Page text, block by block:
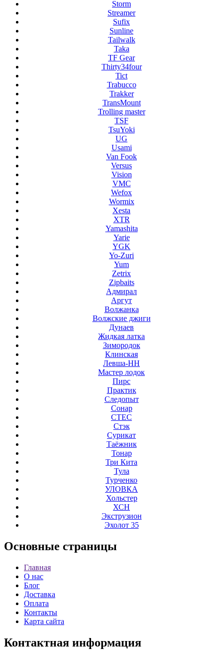
Storm
Streamer
Sufix
Sunline
Tailwalk
Taka
TF Gear
Thirty34four
Tict
Trabucco
Trakker
TransMount
Trolling master
TSF
TsuYoki
UG
Usami
Van Fook
Versus
Vision
VMC
Wefox
Wormix
Xesta
XTR
Yamashita
Yarie
YGK
Yo-Zuri
Yum
Zetrix
Zipbaits
Адмирал
Аргут
Волжанка
Волжские джиги
Дунаев
Жидкая латка
Зимородок
Клинская
Левша-НН
Мастер лодок
Пирс
Практик
Следопыт
Сонар
СТЕС
Стэк
Сурикат
Таёжник
Тонар
Три Кита
Тула
Турченко
УЛОВКА
Хольстер
ХСН
Экструзион
Эхолот 35
Основные страницы
Главная
О нас
Блог
Доставка
Оплата
Контакты
Карта сайта
Контактная информация